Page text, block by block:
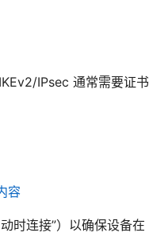
IPsec 通常需要证书
容
时连接”）以确保设备在